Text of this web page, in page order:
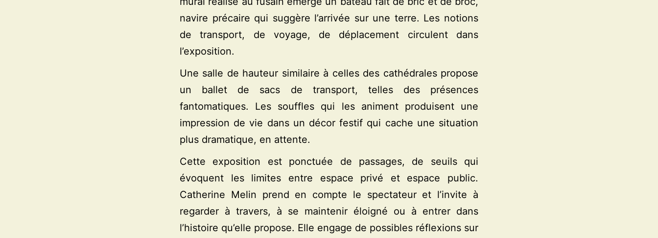
navire précaire qui suggère l’arrivée sur une terre. Les notions
de transport, de voyage, de déplacement circulent dans
l’exposition.
Une salle de hauteur similaire à celles des cathédrales propose
un ballet de sacs de transport, telles des présences
fantomatiques. Les souffles qui les animent produisent une
impression de vie dans un décor festif qui cache une situation
plus dramatique, en attente.
Cette exposition est ponctuée de passages, de seuils qui
évoquent les limites entre espace privé et espace public.
Catherine Melin prend en compte le spectateur et l’invite à
regarder à travers, à se maintenir éloigné ou à entrer dans
l’histoire qu’elle propose. Elle engage de possibles réflexions sur